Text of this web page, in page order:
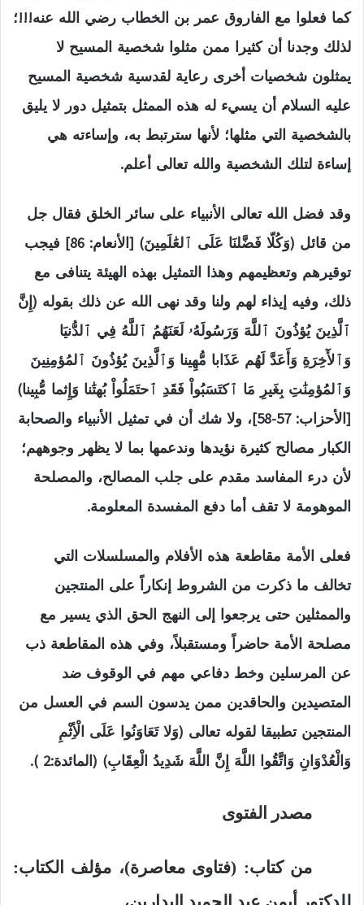
كما فعلوا مع الفاروق عمر بن الخطاب رضي الله عنه!!!؛
لذلك وجدنا أن كثيرا ممن مثلوا شخصية المسيح لا
يمثلون شخصيات أخرى رعاية لقدسية شخصية المسيح
عليه السلام أن يسيء له هذه الممثل بتمثيل دور لا يليق
بالشخصية التي مثلها؛ لأنها سترتبط به، وإساءته هي
إساءة لتلك الشخصية والله تعالى أعلم.
وقد فضل الله تعالى الأنبياء على سائر الخلق فقال جل
من قائل (وَكُلّا ‌فَضَّلنَا عَلَى ٱلعَٰلَمِينَ) [الأنعام: 86] فيجب
توقيرهم وتعظيمهم وهذا التمثيل بهذه الهيئة يتنافى مع
ذلك، وفيه إيذاء لهم ولنا وقد نهى الله عن ذلك بقوله (إِنَّ
ٱلَّذِينَ ‌يُؤذُونَ ‌ٱللَّهَ وَرَسُولَهُۥ لَعَنَهُمُ ٱللَّهُ فِي ٱلدُّنيَا
وَٱلأٓخِرَةِ وَأَعَدَّ لَهُم عَذَابا مُّهِينا وَٱلَّذِينَ يُؤذُونَ ٱلمُؤمِنِينَ
وَٱلمُؤمِنَٰتِ بِغَيرِ مَا ٱكتَسَبُواْ فَقَدِ ٱحتَمَلُواْ بُهتَٰنا وَإِثما مُّبِينا)
[الأحزاب: 57-58]، ولا شك أن في تمثيل الأنبياء والصحابة
الكبار مصالح كثيرة نؤيدها وندعمها بما لا يظهر وجوههم؛
لأن درء المفاسد مقدم على جلب المصالح، والمصلحة
الموهومة لا تقف أما دفع المفسدة المعلومة.
فعلى الأمة مقاطعة هذه الأفلام والمسلسلات التي
تخالف ما ذكرت من الشروط إنكاراً على المنتجين
والممثلين حتى يرجعوا إلى النهج الحق الذي يسير مع
مصلحة الأمة حاضراً ومستقبلاً، وفي هذه المقاطعة ذب
عن المرسلين وخط دفاعي مهم في الوقوف ضد
المتصيدين والحاقدين ممن يدسون السم في العسل من
المنتجين تطبيقا لقوله تعالى (وَلا تَعَاوَنُوا عَلَى الْأِثْمِ
وَالْعُدْوَانِ وَاتَّقُوا اللَّهَ إِنَّ اللَّهَ شَدِيدُ الْعِقَابِ) (المائدة:2 ).
مصدر الفتوى
من كتاب: (فتاوى معاصرة)، مؤلف الكتاب: